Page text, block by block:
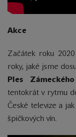
Akce
Začátek roku
roky, jaké jsme
Ples
tentokrát v rytmu
České televize a
špičkových vín.